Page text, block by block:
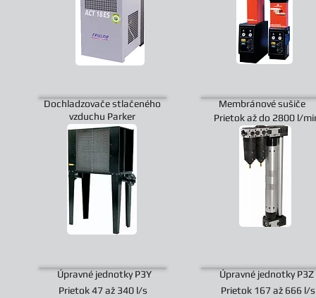
Dochladzovače stlačeného
vzduchu Parker
Membránové sušiče
Prietok až do 2800 l/
Úpravné jednotky P3Y
Prietok 47 až 340 l/s
Úpravné jednotky P3Z
Prietok 167 až 666 l/s